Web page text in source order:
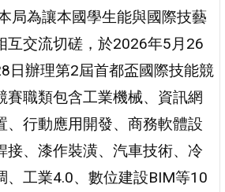
局為讓本國學生能與國際技藝
互交流切磋，於2026年5月26
日辦理第2屆首都盃國際技能競
賽職類包含工業機械、資訊網
、行動應用開發、商務軟體設
接、漆作裝潢、汽車技術、冷
、工業4.0、數位建設BIM等10